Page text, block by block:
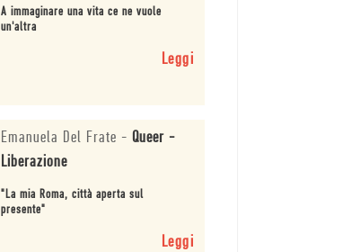
A immaginare una vita ce ne vuole
un'altra
Leggi
Emanuela Del Frate - Queer -
Liberazione
"La mia Roma, città aperta sul
presente"
Leggi